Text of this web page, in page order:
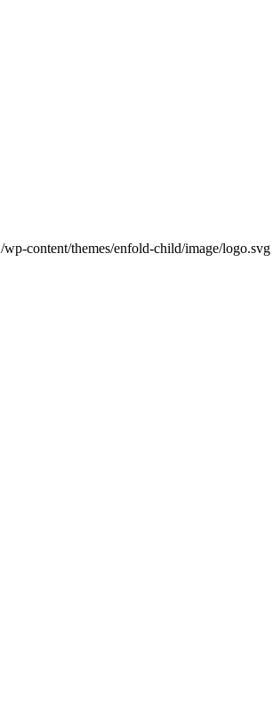
/wp-content/themes/enfold-child/image/logo.svg